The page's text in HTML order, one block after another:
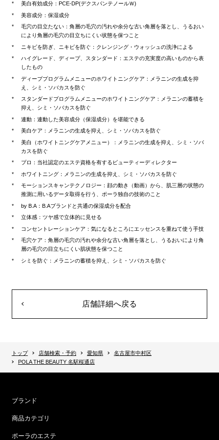
美白有効成分：PCE-DP(デクスパンテノールＷ)
美容成分：保湿成分
毛穴の目立たない：角層の毛穴の汚れや余分な古い角層を落とし、うるおい
により角層の毛穴の目立ちにくい状態を保つこと
ニキビを防ぎ、ニキビを防ぐ：クレンジング・ウォッシュの洗浄による
ハイグレード、ディープ、スタンダード：エステの充実度の高いものから表
したもの
ディーププログラムメニューのホワイトニングケア：メラニンの生成を抑
え、シミ・ソバカスを防ぐ
スタンダードプログラムメニューのホワイトニングケア：メラニンの蓄積を
抑え、シミ・ソバカスを防ぐ
連動：連動した美容成分（保湿成分）を堪能できる
美白ケア：メラニンの生成を抑え、シミ・ソバカスを防ぐ
美白（ホワイトニングケアメニュー）：メラニンの生成を抑え、シミ・ソバ
カスを防ぐ
プロ：当社認定のエステ資格を有するビューティーディレクター
ホワイトニング：メラニンの生成を抑え、シミ・ソバカスを防ぐ
モーションスキャンテクノロジー：顔の動き（動画）から、肌三層の状態の
推測に用いるデータ取得を行う、ポーラ独自の技術のこと
by B.A：B.Aブランドと共通の保湿成分を配合
立体感：ツヤ感で立体的に見せる
コンセントレーションケア：気になるところにエッセンスを重ねて使う手技
毛穴ケア：角層の毛穴の汚れや余分な古い角層を落とし、うるおいにより角
層の毛穴の目立ちにくい肌状態を保つこと
シミを防ぐ：メラニンの蓄積を抑え、シミ・ソバカスを防ぐ
店舗詳細へ戻る
トップ 店舗検索・予約 愛知県
名古屋市中村区
POLA THE BEAUTY 名駅桜通店
ブランド
商品カテゴリ
ポーラのエステ